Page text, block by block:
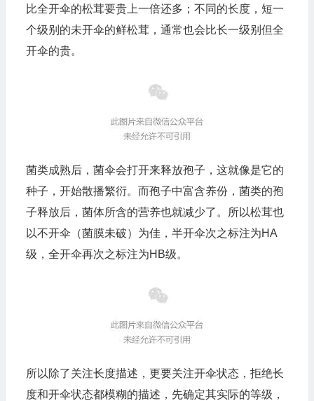
比全开伞的松茸要贵上一倍还多；不同的长度，短一
个级别的未开伞的鲜松茸，通常也会比长一级别但全
开伞的贵。
菌类成熟后，菌伞会打开来释放孢子，这就像是它的
种子，开始散播繁衍。而孢子中富含养份，菌类的孢
子释放后，菌体所含的营养也就减少了。所以松茸也
以不开伞（菌膜未破）为佳，半开伞次之标注为HA
级，全开伞再次之标注为HB级。
所以除了关注长度描述，更要关注开伞状态，拒绝长
度和开伞状态都模糊的描述，先确定其实际的等级，